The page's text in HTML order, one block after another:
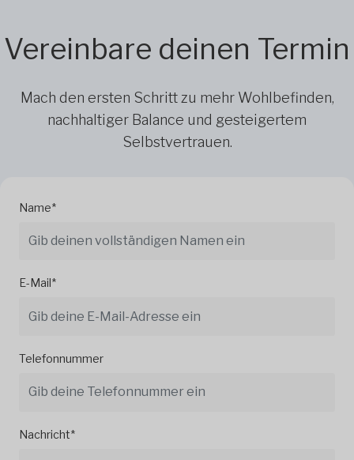
Vereinbare deinen Termin
Mach den ersten Schritt zu mehr Wohlbefinden,
nachhaltiger Balance und gesteigertem
Selbstvertrauen.
Name*
E-Mail*
Telefonnummer
Nachricht*